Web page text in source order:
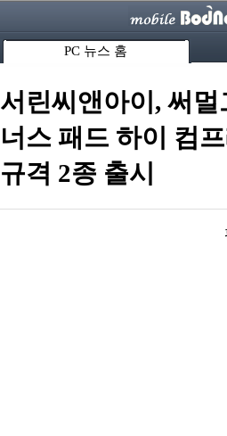
PC 뉴스 홈
서린씨앤아이, 써멀
너스 패드 하이 컴
규격 2종 출시